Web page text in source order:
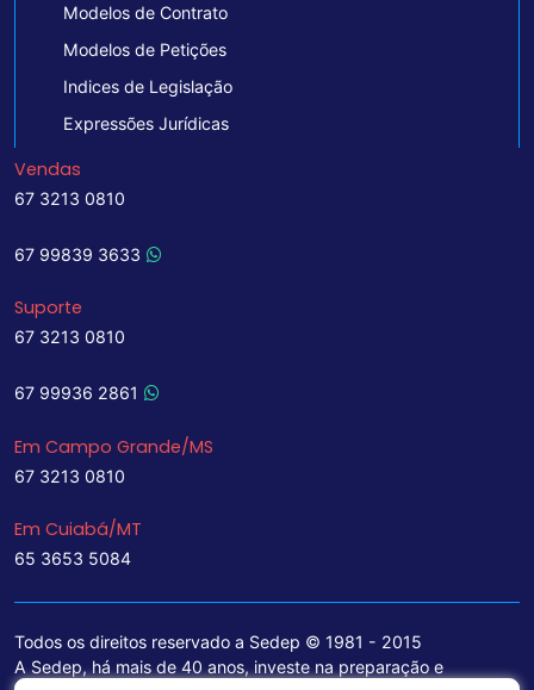
Modelos de Contrato
Modelos de Petições
Indices de Legislação
Expressões Jurídicas
Vendas
67 3213 0810
67 99839 3633
Suporte
67 3213 0810
67 99936 2861
Em Campo Grande/MS
67 3213 0810
Em Cuiabá/MT
65 3653 5084
Todos os direitos reservado a Sedep © 1981 - 2015
A Sedep, há mais de 40 anos, investe na preparação e